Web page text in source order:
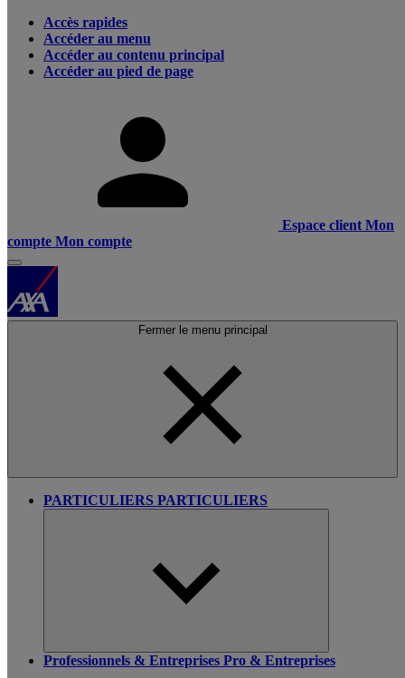
Accès rapides
Accéder au menu
Accéder au contenu principal
Accéder au pied de page
Espace client Mon
compte Mon compte
Fermer le menu principal
PARTICULIERS PARTICULIERS
Professionnels & Entreprises Pro & Entreprises